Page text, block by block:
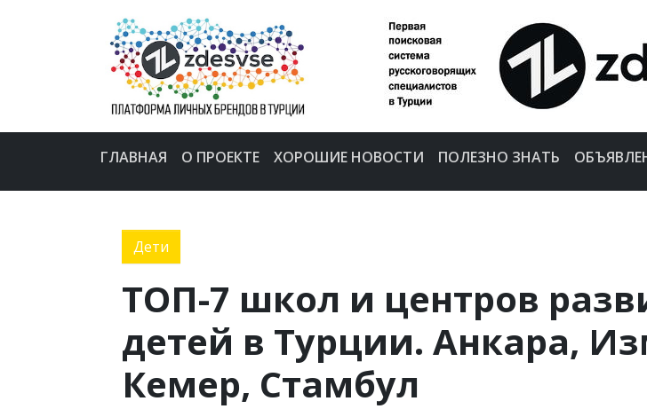
ГЛАВНАЯ О ПРОЕКТЕ ХОРОШИЕ НОВОСТИ ПОЛЕЗНО ЗНАТЬ
Дети
ТОП-7 школ и центров
детей в Турции. Анкара,
Кемер, Стамбул